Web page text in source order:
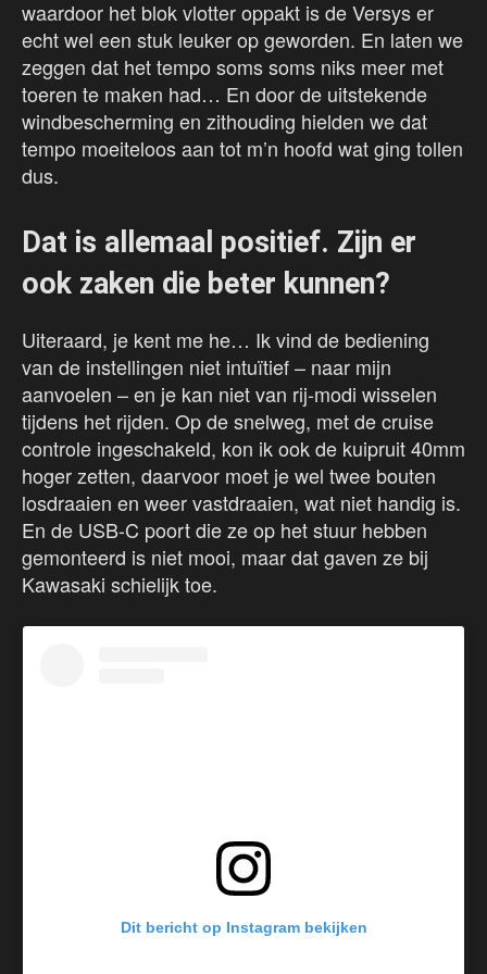
waardoor het blok vlotter oppakt is de Versys er
echt wel een stuk leuker op geworden. En laten we
zeggen dat het tempo soms soms niks meer met
toeren te maken had… En door de uitstekende
windbescherming en zithouding hielden we dat
tempo moeiteloos aan tot m’n hoofd wat ging tollen
dus.
Dat is allemaal positief. Zijn er
ook zaken die beter kunnen?
Uiteraard, je kent me he… Ik vind de bediening
van de instellingen niet intuïtief – naar mijn
aanvoelen – en je kan niet van rij-modi wisselen
tijdens het rijden. Op de snelweg, met de cruise
controle ingeschakeld, kon ik ook de kuipruit 40mm
hoger zetten, daarvoor moet je wel twee bouten
losdraaien en weer vastdraaien, wat niet handig is.
En de USB-C poort die ze op het stuur hebben
gemonteerd is niet mooi, maar dat gaven ze bij
Kawasaki schielijk toe.
Dit bericht op Instagram bekijken